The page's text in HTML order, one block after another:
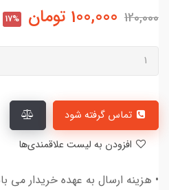
120,000
100,000 تومان 17%
تماس گرفته شود
• هزینه ارسال به عهده خریدار می